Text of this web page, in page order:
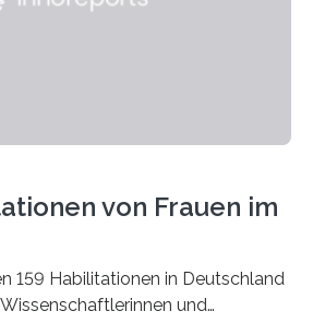
von Frauen im
159 Habilitationen in Deutschland
und